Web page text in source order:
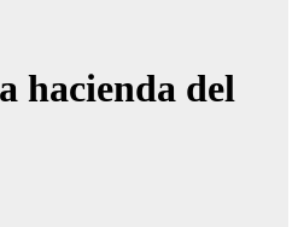
hacienda del